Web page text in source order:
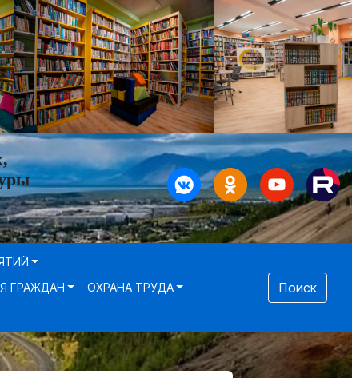
ГРАЖДАН
ОХРАНА ТРУДА
Поиск